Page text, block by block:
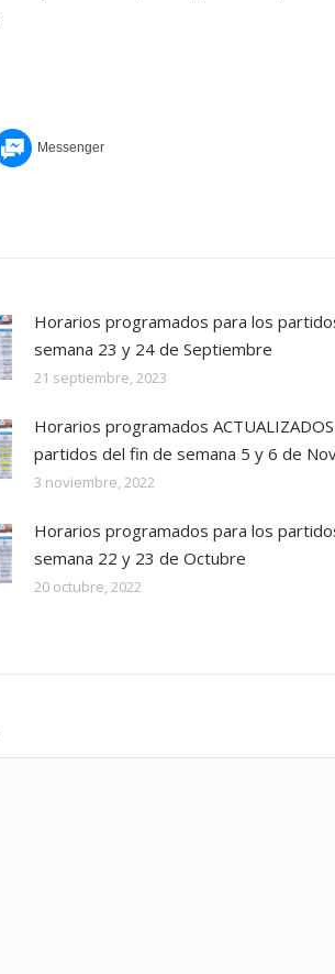
Horarios programados para los
semana 23 y 24 de Septiembre
21 septiembre, 2023
Horarios programados
partidos del fin de semana 5 y 6 de
3 noviembre, 2022
Horarios programados para los
semana 22 y 23 de Octubre
20 octubre, 2022